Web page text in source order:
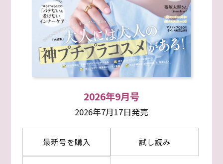
2026年9月号
2026年7月17日発売
最新号を購入 試し読み